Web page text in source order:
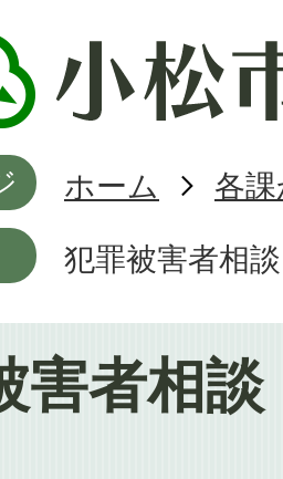
ホーム
各
犯罪被害者相
害者相